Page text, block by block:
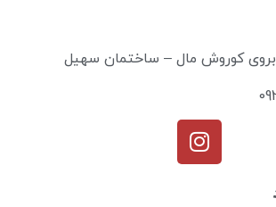
کوروش مال – ساختمان سهیل